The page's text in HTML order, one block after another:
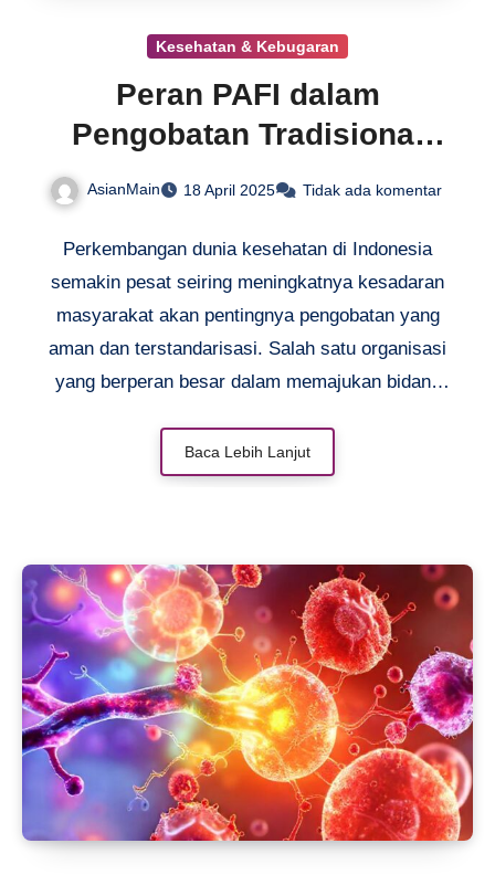
Kesehatan & Kebugaran
Peran PAFI dalam
Pengobatan Tradisional
Aman
AsianMain 18 April 2025 Tidak ada komentar
Perkembangan dunia kesehatan di Indonesia
semakin pesat seiring meningkatnya kesadaran
masyarakat akan pentingnya pengobatan yang
aman dan terstandarisasi. Salah satu organisasi
yang berperan besar dalam memajukan bidang
Persatuan Ahli Farmasi Indonesia (PAFI). Melalui
berbagai program edukasi dan kolaborasi lintas
masyarakat luas. Informasi lebih lanjut mengenai
peran PAFI dapat ditemukan di
https://pafilhoksukon.org/sebagai salah satu
sumber terpercaya terkait perkembangan
farmasi nasional.
Baca Lebih Lanjut